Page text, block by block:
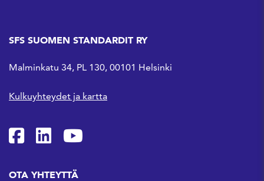
SFS SUOMEN STANDARDIT RY
Malminkatu 34, PL 130, 00101 Helsinki
Kulkuyhteydet ja kartta
SFS Facebookissa
SFS Linkedinissä
SFS Youtubessa
OTA YHTEYTTÄ